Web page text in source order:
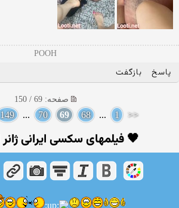
POOH
پاسخ بازگفت
صفحه: 69 / 150
<<
1
...
68
69
70
...
149
🖤 فیلمهای سکسی ایرانی ژانر BDSM 🩸